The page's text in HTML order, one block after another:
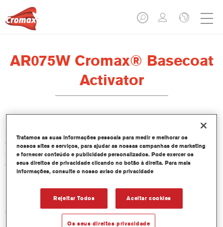
AR075W Cromax® Basecoat
Activator
desenvolvido para utilização com Bases Bicamada Cromax, o
sistema de base bicamada aquosa de alta qualidade, produtivo
e ambientalmente responsável para a pintura de veículos de
passageiros, quando utilizado o Verniz Energy Ultra
Performance CC6700.
Características do produto
Tratamos as suas informações pessoais para medir e melhorar os
nossos sites e serviços, para ajudar as nossas campanhas de marketing
e fornecer conteúdo e publicidade personalizados. Pode exercer os
seus direitos de privacidade clicando no botão à direita. Para mais
informações, consulte o nosso aviso de privacidade
Rejeitar Todos Aceitar cookies
Os seus direitos privacidade